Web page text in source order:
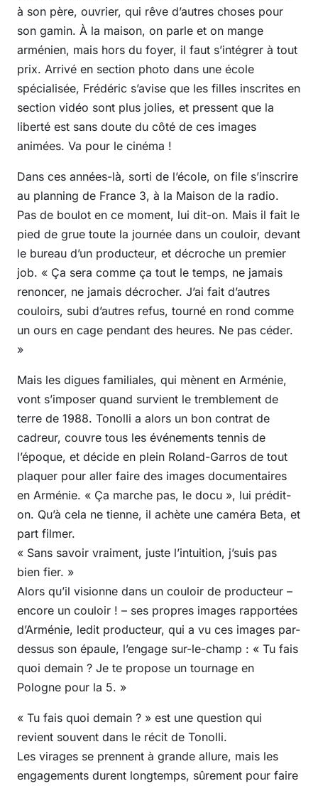
à son père, ouvrier, qui rêve d’autres choses pour
son gamin. À la maison, on parle et on mange
arménien, mais hors du foyer, il faut s’intégrer à tout
prix. Arrivé en section photo dans une école
spécialisée, Frédéric s’avise que les filles inscrites en
section vidéo sont plus jolies, et pressent que la
liberté est sans doute du côté de ces images
animées. Va pour le cinéma !
Dans ces années-là, sorti de l’école, on file s’inscrire
au planning de France 3, à la Maison de la radio.
Pas de boulot en ce moment, lui dit-on. Mais il fait le
pied de grue toute la journée dans un couloir, devant
le bureau d’un producteur, et décroche un premier
job. « Ça sera comme ça tout le temps, ne jamais
renoncer, ne jamais décrocher. J’ai fait d’autres
couloirs, subi d’autres refus, tourné en rond comme
un ours en cage pendant des heures. Ne pas céder.
»
Mais les digues familiales, qui mènent en Arménie,
vont s’imposer quand survient le tremblement de
terre de 1988. Tonolli a alors un bon contrat de
cadreur, couvre tous les événements tennis de
l’époque, et décide en plein Roland-Garros de tout
plaquer pour aller faire des images documentaires
en Arménie. « Ça marche pas, le docu », lui prédit-
on. Qu’à cela ne tienne, il achète une caméra Beta, et
part filmer.
« Sans savoir vraiment, juste l’intuition, j’suis pas
bien fier. »
Alors qu’il visionne dans un couloir de producteur –
encore un couloir ! – ses propres images rapportées
d’Arménie, ledit producteur, qui a vu ces images par-
dessus son épaule, l’engage sur-le-champ : « Tu fais
quoi demain ? Je te propose un tournage en
Pologne pour la 5. »
« Tu fais quoi demain ? » est une question qui
revient souvent dans le récit de Tonolli.
Les virages se prennent à grande allure, mais les
engagements durent longtemps, sûrement pour faire